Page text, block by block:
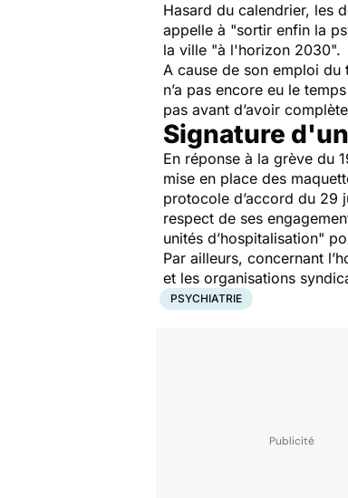
Hasard du calendrier, les
appelle à "sortir enfin la
la ville "à l'horizon 2030".
A cause de son emploi du
n’a pas encore eu le
pas avant d’avoir
Signature
En réponse à la grève du
mise en place des
protocole d’accord du 29
respect de ses
unités d’hospitalisation"
Par ailleurs, concernant
et les organisations
PSYCHIATRIE